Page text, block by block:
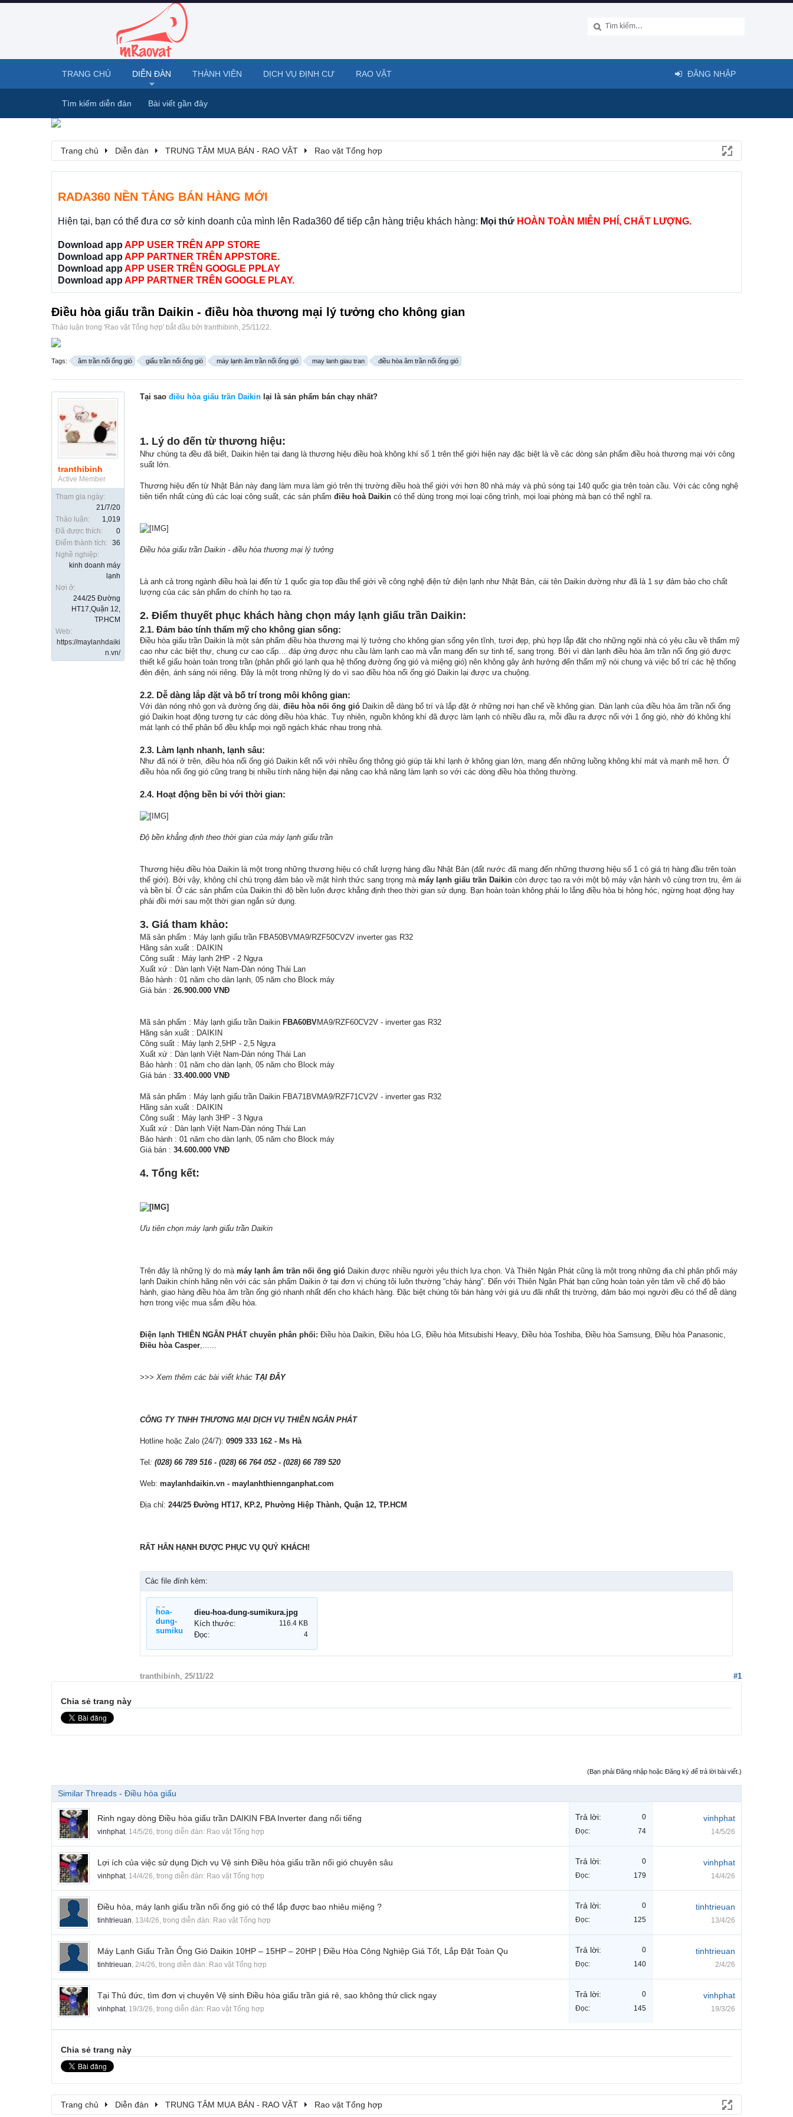
Trang chủ Diễn đàn TRUNG TÂM MUA BÁN - RAO VẶT Rao vặt Tổng hợp
RADA360 NỀN TẢNG BÁN HÀNG MỚI
Hiện tại, bạn có thể đưa cơ sở kinh doanh của mình lên Rada360 để tiếp cận hàng triệu khách hàng: Mọi thứ HOÀN TOÀN MIỄN PHÍ, CHẤT LƯỢNG.
Download app APP USER TRÊN APP STORE
Download app APP PARTNER TRÊN APPSTORE.
Download app APP USER TRÊN GOOGLE PPLAY
Download app APP PARTNER TRÊN GOOGLE PLAY.
Điều hòa giấu trần Daikin - điều hòa thương mại lý tưởng cho không gian
Thảo luận trong 'Rao vặt Tổng hợp' bắt đầu bởi tranthibinh, 25/11/22.
Tags: âm trần nối ống gió giấu trần nối ống gió máy lạnh âm trần nối ống gió may lanh giau tran điều hòa âm trần nối ống gió
tranthibinh
Active Member
Tham gia ngày:
21/7/20
Thảo luận:
1,019
Đã được thích:
0
Điểm thành tích:
36
Nghề nghiệp:
kinh doanh máy
lạnh
Nơi ở:
244/25 Đường
HT17,Quận 12,
TP.HCM
Web:
https://maylanhdaiki
n.vn/
Tại sao điều hòa giấu trần Daikin lại là sản phẩm bán chạy nhất?
1. Lý do đến từ thương hiệu:
Như chúng ta đều đã biết, Daikin hiện tại đang là thương hiệu điều hoà không khí số 1 trên thế giới hiện nay đặc biệt là về các dòng sản phẩm điều hoà thương mại với công
suất lớn.
Thương hiệu đến từ Nhật Bản này đang làm mưa làm gió trên thị trường điều hoà thế giới với hơn 80 nhà máy và phủ sóng tại 140 quốc gia trên toàn cầu. Với các công nghệ
tiên tiến nhất cùng đủ các loại công suất, các sản phẩm điều hoà Daikin có thể dùng trong mọi loại công trình, mọi loại phòng mà bạn có thể nghĩ ra.
Điều hòa giấu trần Daikin - điều hòa thương mại lý tưởng
Là anh cả trong ngành điều hoà lại đến từ 1 quốc gia top đầu thế giới về công nghệ điện tử điện lạnh như Nhật Bản, cái tên Daikin dường như đã là 1 sự đảm bảo cho chất
lượng của các sản phẩm do chính họ tạo ra.
2. Điểm thuyết phục khách hàng chọn máy lạnh giấu trần Daikin:
2.1. Đảm bảo tính thẩm mỹ cho không gian sống:
Điều hòa giấu trần Daikin là một sản phẩm điều hòa thương mại lý tưởng cho không gian sống yên tĩnh, tươi đẹp, phù hợp lắp đặt cho những ngôi nhà có yêu cầu về thẩm mỹ
cao như các biệt thự, chung cư cao cấp… đáp ứng được nhu cầu làm lạnh cao mà vẫn mang đến sự tinh tế, sang trọng. Bởi vì dàn lạnh điều hòa âm trần nối ống gió được
thiết kế giấu hoàn toàn trong trần (phân phối gió lạnh qua hệ thống đường ống gió và miệng gió) nên không gây ảnh hưởng đến thẩm mỹ nói chung và việc bố trí các hệ thống
đèn điện, ánh sáng nói riêng. Đây là một trong những lý do vì sao điều hòa nối ống gió Daikin lại được ưa chuộng.
2.2. Dễ dàng lắp đặt và bố trí trong môi không gian:
Với dàn nóng nhỏ gọn và đường ống dài, điều hòa nối ống gió Daikin dễ dàng bố trí và lắp đặt ở những nơi hạn chế về không gian. Dàn lạnh của điều hòa âm trần nối ống
gió Daikin hoạt động tương tự các dòng điều hòa khác. Tuy nhiên, nguồn không khí đã được làm lạnh có nhiều đầu ra, mỗi đầu ra được nối với 1 ống gió, nhờ đó không khí
mát lạnh có thể phân bố đều khắp mọi ngõ ngách khác nhau trong nhà.
2.3. Làm lạnh nhanh, lạnh sâu:
Như đã nói ở trên, điều hòa nối ống gió Daikin kết nối với nhiều ống thông gió giúp tải khí lạnh ở không gian lớn, mang đến những luồng không khí mát và mạnh mẽ hơn. Ở
điều hòa nối ống gió cũng trang bị nhiều tính năng hiện đại nâng cao khả năng làm lạnh so với các dòng điều hòa thông thường.
2.4. Hoạt động bền bỉ với thời gian:
Độ bền khẳng định theo thời gian của máy lạnh giấu trần
Thương hiệu điều hòa Daikin là một trong những thương hiệu có chất lượng hàng đầu Nhật Bản (đất nước đã mang đến những thương hiệu số 1 có giá trị hàng đầu trên toàn
thế giới). Bởi vậy, không chỉ chú trọng đảm bảo về mặt hình thức sang trọng mà máy lạnh giấu trần Daikin còn được tạo ra với một bộ máy vận hành vô cùng trơn tru, êm ái
và bền bỉ. Ở các sản phẩm của Daikin thì độ bền luôn được khẳng định theo thời gian sử dụng. Bạn hoàn toàn không phải lo lắng điều hòa bị hỏng hóc, ngừng hoạt động hay
phải đồi mới sau một thời gian ngắn sử dụng.
3. Giá tham khảo:
Mã sản phẩm : Máy lạnh giấu trần FBA50BVMA9/RZF50CV2V inverter gas R32
Hãng sản xuất : DAIKIN
Công suất : Máy lạnh 2HP - 2 Ngựa
Xuất xứ : Dàn lạnh Việt Nam-Dàn nóng Thái Lan
Bảo hành : 01 năm cho dàn lạnh, 05 năm cho Block máy
Giá bán : 26.900.000 VNĐ
Mã sản phẩm : Máy lạnh giấu trần Daikin FBA60BVMA9/RZF60CV2V - inverter gas R32
Hãng sản xuất : DAIKIN
Công suất : Máy lạnh 2,5HP - 2,5 Ngựa
Xuất xứ : Dàn lạnh Việt Nam-Dàn nóng Thái Lan
Bảo hành : 01 năm cho dàn lạnh, 05 năm cho Block máy
Giá bán : 33.400.000 VNĐ
Mã sản phẩm : Máy lạnh giấu trần Daikin FBA71BVMA9/RZF71CV2V - inverter gas R32
Hãng sản xuất : DAIKIN
Công suất : Máy lạnh 3HP - 3 Ngựa
Xuất xứ : Dàn lạnh Việt Nam-Dàn nóng Thái Lan
Bảo hành : 01 năm cho dàn lạnh, 05 năm cho Block máy
Giá bán : 34.600.000 VNĐ
4. Tổng kết:
Ưu tiên chọn máy lạnh giấu trần Daikin
Trên đây là những lý do mà máy lạnh âm trần nối ống gió Daikin được nhiều người yêu thích lựa chọn. Và Thiên Ngân Phát cũng là một trong những địa chỉ phân phối máy
lạnh Daikin chính hãng nên với các sản phẩm Daikin ở tại đơn vị chúng tôi luôn thường “cháy hàng”. Đến với Thiên Ngân Phát bạn cũng hoàn toàn yên tâm về chế độ bảo
hành, giao hàng điều hòa âm trần ống gió nhanh nhất đến cho khách hàng. Đặc biệt chúng tôi bán hàng với giá ưu đãi nhất thị trường, đảm bảo mọi người đều có thể dễ dàng
hơn trong việc mua sắm điều hòa.
Điện lạnh THIÊN NGÂN PHÁT chuyên phân phối: Điều hòa Daikin, Điều hòa LG, Điều hòa Mitsubishi Heavy, Điều hòa Toshiba, Điều hòa Samsung, Điều hòa Panasonic,
Điều hòa Casper,......
>>> Xem thêm các bài viết khác TẠI ĐÂY
CÔNG TY TNHH THƯƠNG MẠI DỊCH VỤ THIÊN NGÂN PHÁT
Hotline hoặc Zalo (24/7): 0909 333 162 - Ms Hà
Tel : (028) 66 789 516 - (028) 66 764 052 - (028) 66 789 520
Web: maylanhdaikin.vn - maylanhthiennganphat.com
Địa chỉ: 244/25 Đường HT17, KP.2, Phường Hiệp Thành, Quận 12, TP.HCM
RẤT HÂN HẠNH ĐƯỢC PHỤC VỤ QUÝ KHÁCH!
Các file đính kèm:
dieu-hoa-dung-sumikura.jpg
Kích thước:
116.4 KB
Đọc: 4
tranthibinh, 25/11/22 #1
Chia sẻ trang này
(Bạn phải Đăng nhập hoặc Đăng ký để trả lời bài viết.)
Similar Threads - Điều hòa giấu
Rinh ngay dòng Điều hòa giấu trần DAIKIN FBA Inverter đang nổi tiếng
vinhphat, 14/5/26, trong diễn đàn: Rao vặt Tổng hợp
Trả lời:
0
Đọc:
74
vinhphat
14/5/26
Lợi ích của việc sử dụng Dịch vụ Vệ sinh Điều hòa giấu trần nối gió chuyên sâu
vinhphat, 14/4/26, trong diễn đàn: Rao vặt Tổng hợp
Trả lời:
0
Đọc:
179
vinhphat
14/4/26
Điều hòa, máy lạnh giấu trần nối ống gió có thể lắp được bao nhiêu miệng ?
tinhtrieuan, 13/4/26, trong diễn đàn: Rao vặt Tổng hợp
Trả lời:
0
Đọc:
125
tinhtrieuan
13/4/26
Máy Lạnh Giấu Trần Ống Gió Daikin 10HP – 15HP – 20HP | Điều Hòa Công Nghiệp Giá Tốt, Lắp Đặt Toàn Qu
tinhtrieuan, 2/4/26, trong diễn đàn: Rao vặt Tổng hợp
Trả lời:
0
Đọc:
140
tinhtrieuan
2/4/26
Tại Thủ đức, tìm đơn vị chuyên Vệ sinh Điều hòa giấu trần giá rẻ, sao không thử click ngay
vinhphat, 19/3/26, trong diễn đàn: Rao vặt Tổng hợp
Trả lời:
0
Đọc:
145
vinhphat
19/3/26
Chia sẻ trang này
Trang chủ Diễn đàn TRUNG TÂM MUA BÁN - RAO VẶT Rao vặt Tổng hợp
TRANG CHỦ DIỄN ĐÀN
Tìm kiếm diễn đàn Bài viết gần đây
THÀNH VIÊN DỊCH VỤ ĐỊNH CƯ RAO VẶT ĐĂNG NHẬP